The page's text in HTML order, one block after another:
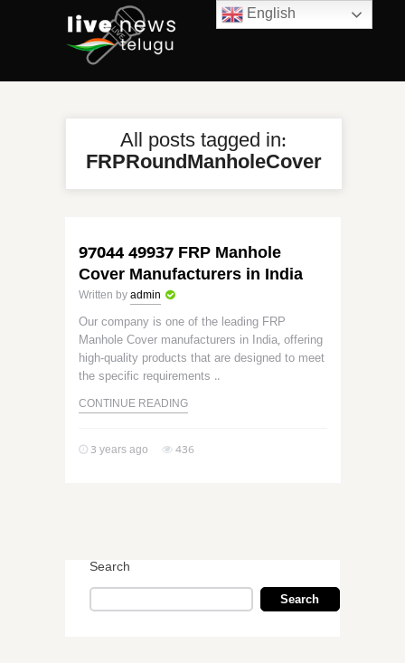
All posts tagged in:
FRPRoundManholeCover
97044 49937 FRP Manhole
Cover Manufacturers in India
Written byadmin
Our company is one of the leading FRP
Manhole Cover manufacturers in India, offering
high-quality products that are designed to meet
the specific requirements ..
CONTINUE READING
3 years ago 436
Search
Search
English